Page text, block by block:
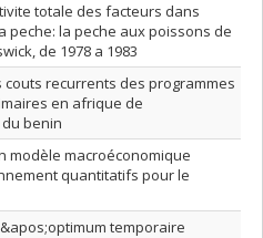
totale des facteurs dans
peche: la peche aux poissons de
de 1978 a 1983
recurrents des programmes
en afrique de
benin
modèle macroéconomique
quantitatifs pour le
temporaire